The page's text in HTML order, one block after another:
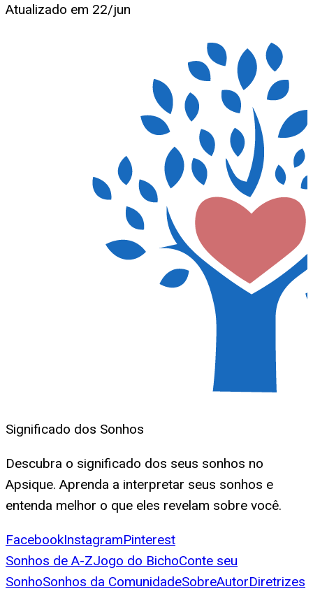
Atualizado em 22/jun
Significado dos Sonhos
Descubra o significado dos seus sonhos no
Apsique. Aprenda a interpretar seus sonhos e
entenda melhor o que eles revelam sobre você.
FacebookInstagramPinterest
Sonhos de A-ZJogo do BichoConte seu
SonhoSonhos da ComunidadeSobreAutorDiretrizes